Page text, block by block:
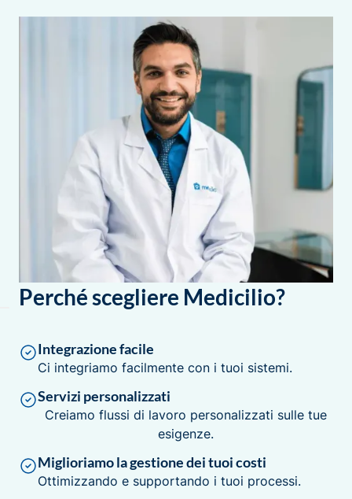
Perché scegliere Medicilio?
Integrazione facile
Ci integriamo facilmente con i tuoi sistemi.
Servizi personalizzati
Creiamo flussi di lavoro personalizzati sulle tue
esigenze.
Miglioriamo la gestione dei tuoi costi
Ottimizzando e supportando i tuoi processi.